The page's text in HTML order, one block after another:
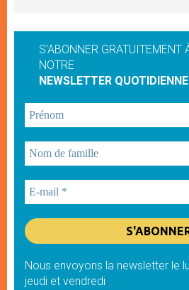
S'ABONNER GRATUITEMENT
NOTRE
NEWSLETTER QUOTIDIENNE
Nous envoyons la newsletter le
jeudi et vendredi